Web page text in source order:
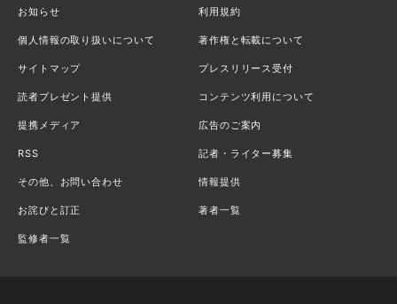
お知らせ 利用規約
個人情報の取り扱いについて 著作権と転載について
サイトマップ プレスリリース受付
読者プレゼント提供 コンテンツ利用について
提携メディア 広告のご案内
RSS 記者・ライター募集
その他、お問い合わせ 情報提供
お詫びと訂正 著者一覧
監修者一覧